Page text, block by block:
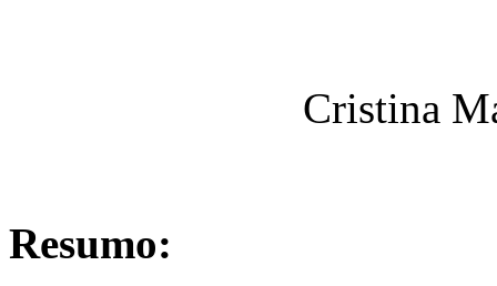
Cristina
Resumo: